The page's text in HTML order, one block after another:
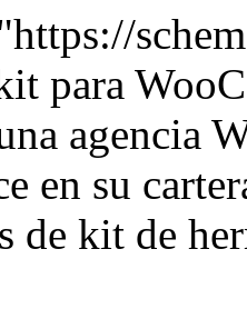
para
agencia
en su
de kit de